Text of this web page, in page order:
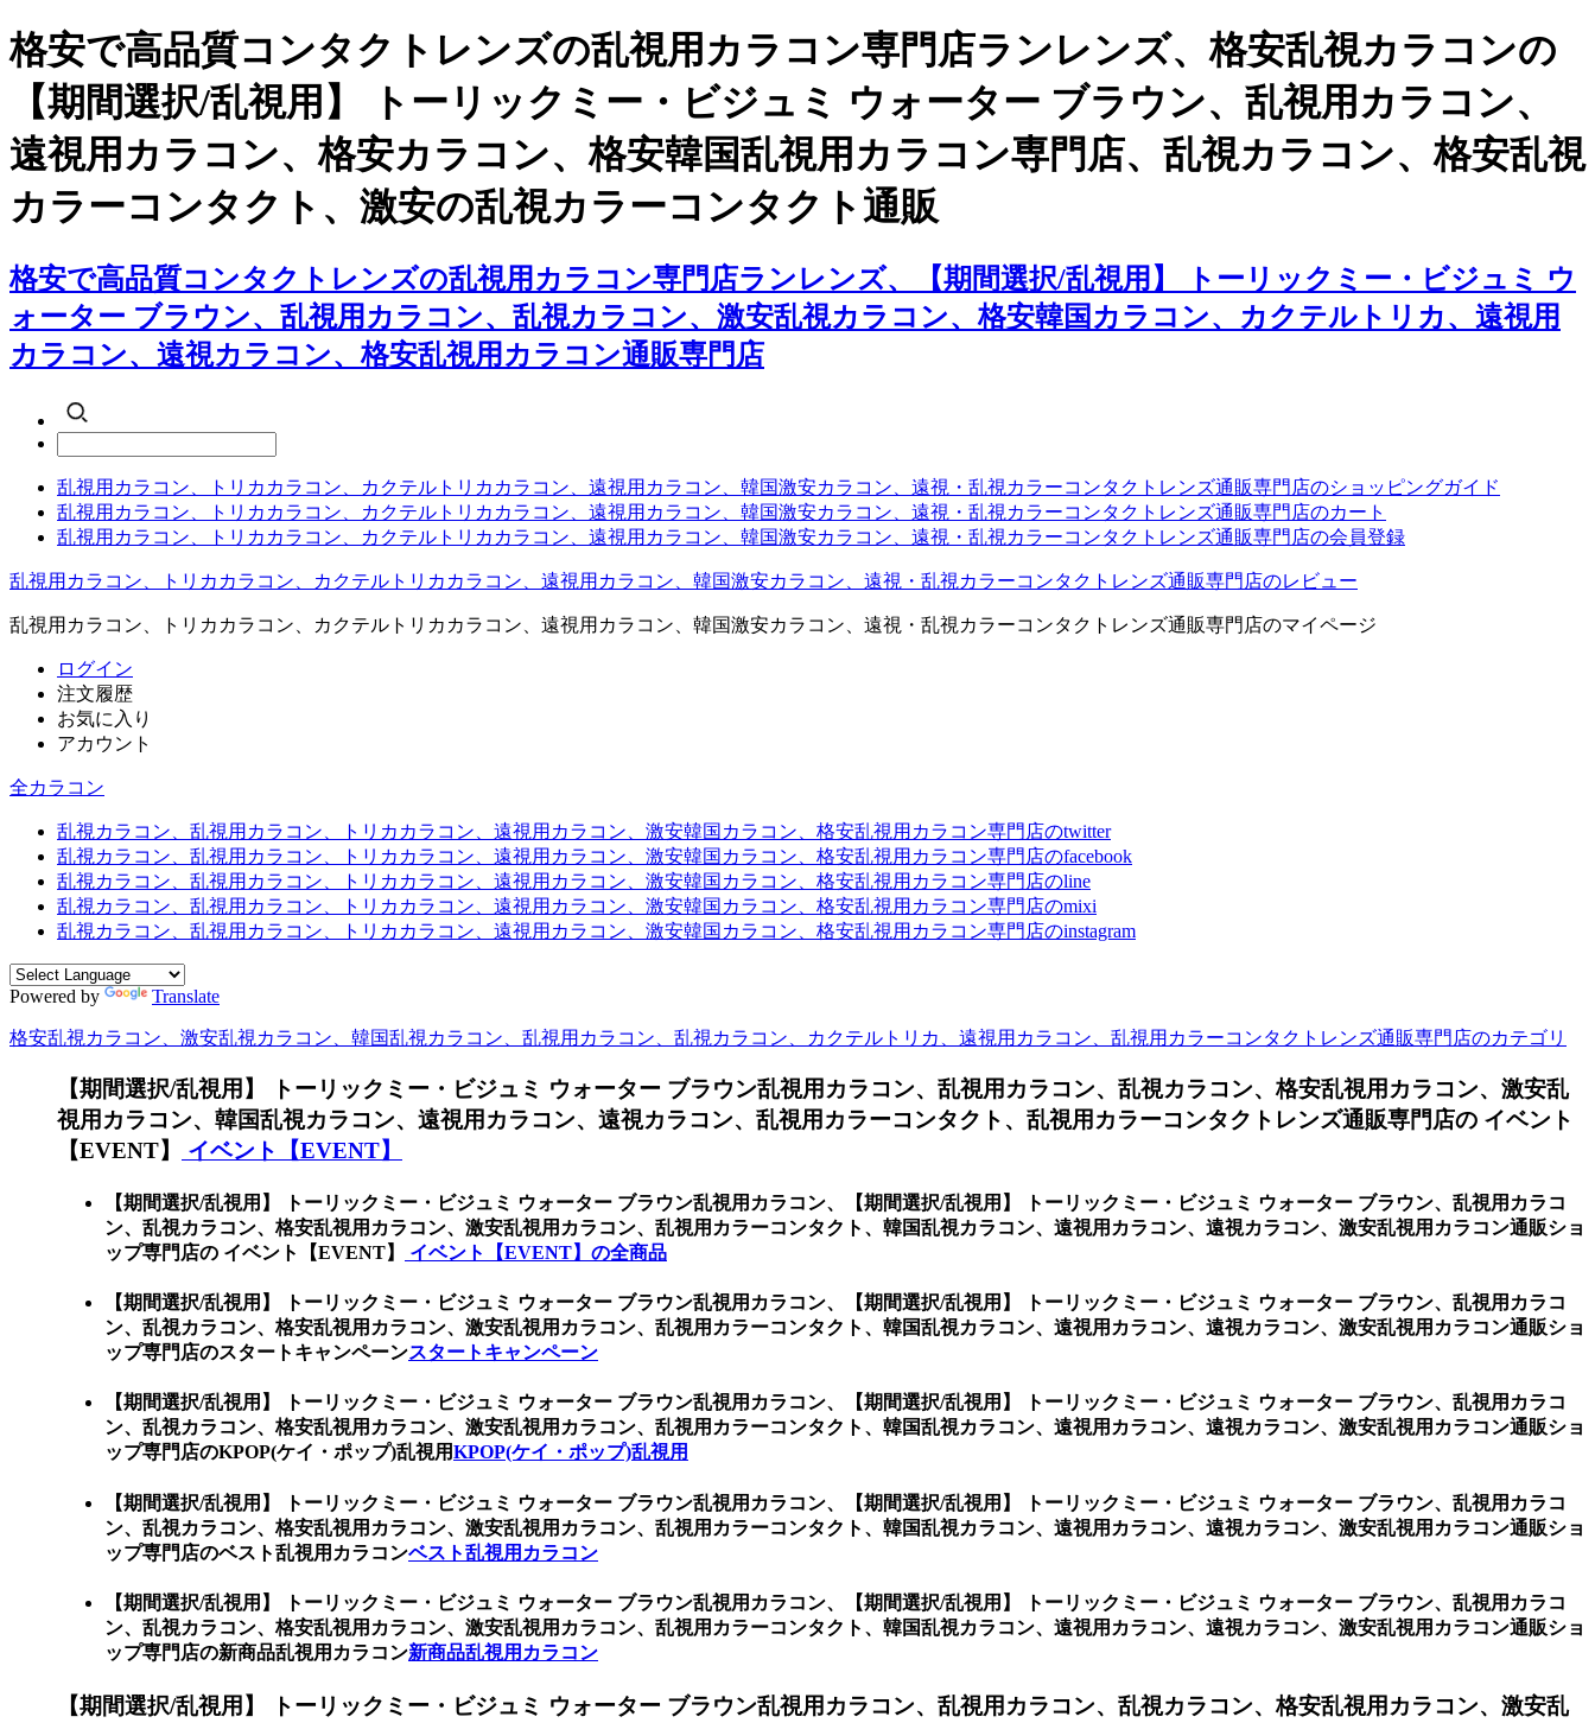
格安で高品質コンタクトレンズの乱視用カラコン専門店ランレンズ、格安乱視カラコンの
【期間選択/乱視用】 トーリックミー・ビジュミ ウォーター ブラウン、乱視用カラコン、
遠視用カラコン、格安カラコン、格安韓国乱視用カラコン専門店、乱視カラコン、格安乱視
カラーコンタクト、激安の乱視カラーコンタクト通販
格安で高品質コンタクトレンズの乱視用カラコン専門店ランレンズ、【期間選択/乱視用】 トーリックミー・ビジュミ ウ
ォーター ブラウン、乱視用カラコン、乱視カラコン、激安乱視カラコン、格安韓国カラコン、カクテルトリカ、遠視用
カラコン、遠視カラコン、格安乱視用カラコン通販専門店
乱視用カラコン、トリカカラコン、カクテルトリカカラコン、遠視用カラコン、韓国激安カラコン、遠視・乱視カラーコンタクトレンズ通販専門店のショッピングガイド
乱視用カラコン、トリカカラコン、カクテルトリカカラコン、遠視用カラコン、韓国激安カラコン、遠視・乱視カラーコンタクトレンズ通販専門店のカート
乱視用カラコン、トリカカラコン、カクテルトリカカラコン、遠視用カラコン、韓国激安カラコン、遠視・乱視カラーコンタクトレンズ通販専門店の会員登録
乱視用カラコン、トリカカラコン、カクテルトリカカラコン、遠視用カラコン、韓国激安カラコン、遠視・乱視カラーコンタクトレンズ通販専門店のレビュー
乱視用カラコン、トリカカラコン、カクテルトリカカラコン、遠視用カラコン、韓国激安カラコン、遠視・乱視カラーコンタクトレンズ通販専門店のマイページ
ログイン
注文履歴
お気に入り
アカウント
全カラコン
乱視カラコン、乱視用カラコン、トリカカラコン、遠視用カラコン、激安韓国カラコン、格安乱視用カラコン専門店のtwitter
乱視カラコン、乱視用カラコン、トリカカラコン、遠視用カラコン、激安韓国カラコン、格安乱視用カラコン専門店のfacebook
乱視カラコン、乱視用カラコン、トリカカラコン、遠視用カラコン、激安韓国カラコン、格安乱視用カラコン専門店のline
乱視カラコン、乱視用カラコン、トリカカラコン、遠視用カラコン、激安韓国カラコン、格安乱視用カラコン専門店のmixi
乱視カラコン、乱視用カラコン、トリカカラコン、遠視用カラコン、激安韓国カラコン、格安乱視用カラコン専門店のinstagram
Powered by Translate
格安乱視カラコン、激安乱視カラコン、韓国乱視カラコン、乱視用カラコン、乱視カラコン、カクテルトリカ、遠視用カラコン、乱視用カラーコンタクトレンズ通販専門店のカテゴリ
【期間選択/乱視用】 トーリックミー・ビジュミ ウォーター ブラウン乱視用カラコン、 乱視用カラコン、乱視カラコン、格安乱視用カラコン、激安乱
視用カラコン、韓国乱視カラコン、遠視用カラコン、遠視カラコン、乱視用カラーコンタクト、乱視用カラーコンタクトレンズ通販専門店の イベント
【EVENT】
イベント【EVENT】
【期間選択/乱視用】 トーリックミー・ビジュミ ウォーター ブラウン乱視用カラコン、
【期間選択/乱視用】 トーリックミー・ビジュミ ウォーター ブラウン、乱視用カラコ
ン、乱視カラコン、格安乱視用カラコン、激安乱視用カラコン、乱視用カラーコンタクト、韓国乱視カラコン、遠視用カラコン、遠視カラコン、激安乱視用カラコン通販ショ
ップ専門店の イベント【EVENT】
イベント【EVENT】の全商品
【期間選択/乱視用】 トーリックミー・ビジュミ ウォーター ブラウン乱視用カラコン、
【期間選択/乱視用】 トーリックミー・ビジュミ ウォーター ブラウン、乱視用カラコ
ン、乱視カラコン、格安乱視用カラコン、激安乱視用カラコン、乱視用カラーコンタクト、韓国乱視カラコン、遠視用カラコン、遠視カラコン、激安乱視用カラコン通販ショ
ップ専門店のスタートキャンペーンスタートキャンペーン
【期間選択/乱視用】 トーリックミー・ビジュミ ウォーター ブラウン乱視用カラコン、
【期間選択/乱視用】 トーリックミー・ビジュミ ウォーター ブラウン、乱視用カラコ
ン、乱視カラコン、格安乱視用カラコン、激安乱視用カラコン、乱視用カラーコンタクト、韓国乱視カラコン、遠視用カラコン、遠視カラコン、激安乱視用カラコン通販ショ
ップ専門店のKPOP(ケイ・ポップ)乱視用KPOP(ケイ・ポップ)乱視用
【期間選択/乱視用】 トーリックミー・ビジュミ ウォーター ブラウン乱視用カラコン、
【期間選択/乱視用】 トーリックミー・ビジュミ ウォーター ブラウン、乱視用カラコ
ン、乱視カラコン、格安乱視用カラコン、激安乱視用カラコン、乱視用カラーコンタクト、韓国乱視カラコン、遠視用カラコン、遠視カラコン、激安乱視用カラコン通販ショ
ップ専門店のベスト乱視用カラコンベスト乱視用カラコン
【期間選択/乱視用】 トーリックミー・ビジュミ ウォーター ブラウン乱視用カラコン、
【期間選択/乱視用】 トーリックミー・ビジュミ ウォーター ブラウン、乱視用カラコ
ン、乱視カラコン、格安乱視用カラコン、激安乱視用カラコン、乱視用カラーコンタクト、韓国乱視カラコン、遠視用カラコン、遠視カラコン、激安乱視用カラコン通販ショ
ップ専門店の新商品乱視用カラコン新商品乱視用カラコン
【期間選択/乱視用】 トーリックミー・ビジュミ ウォーター ブラウン乱視用カラコン、 乱視用カラコン、乱視カラコン、格安乱視用カラコン、激安乱